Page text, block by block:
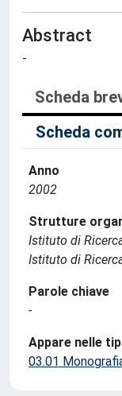
Abstract
-
Scheda
Scheda
Anno
2002
Strutture
Istituto di
Istituto di
Parole chiave
-
Appare nelle
03.01